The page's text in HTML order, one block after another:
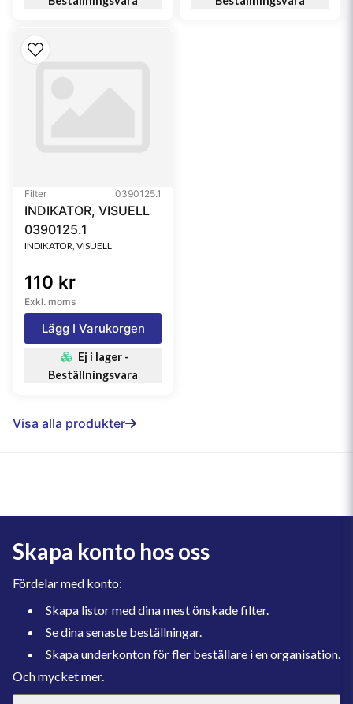
Filter 0390125.1
INDIKATOR, VISUELL
0390125.1
INDIKATOR, VISUELL
110 kr
Exkl. moms
Lägg I Varukorgen
Ej i lager -
Beställningsvara
Visa alla produkter
Skapa konto hos oss
Fördelar med konto:
Skapa listor med dina mest önskade filter.
Se dina senaste beställningar.
Skapa underkonton för fler beställare i en organisation.
Och mycket mer.